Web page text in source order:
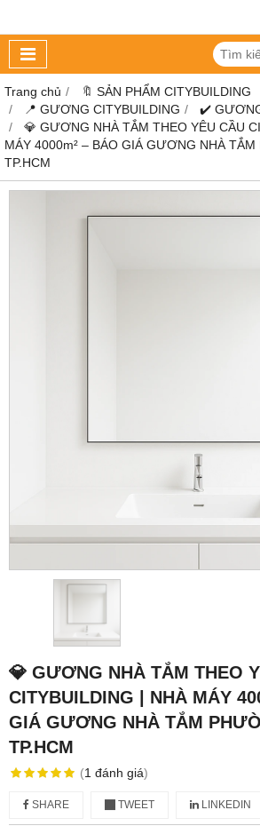
Trang chủ
🔖 SẢN PHẨM CITYBUILDING
📍 GƯƠNG CITYBUILDING
✔️
💎 GƯƠNG NHÀ TẮM THEO YÊU CẦU
MÁY 4000m² – BÁO GIÁ GƯƠNG NHÀ
TP.HCM
💎 GƯƠNG NHÀ TẮM THEO
CITYBUILDING | NHÀ MÁY
GIÁ GƯƠNG NHÀ TẮM
TP.HCM
(1 đánh giá)
SHARE TWEET LINKEDIN